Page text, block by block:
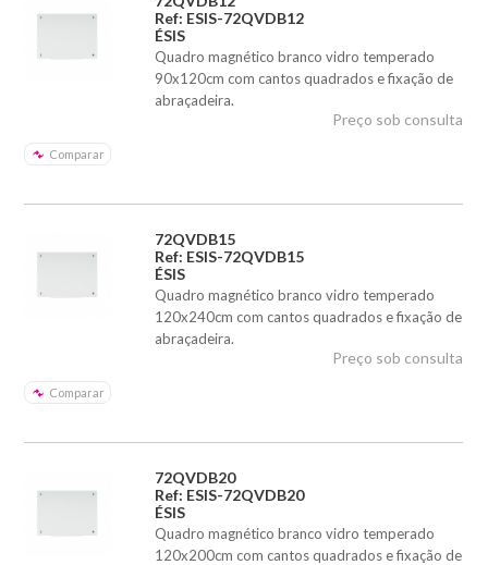
Ref: ESIS-72QVDB12
ÉSIS
Quadro magnético branco vidro temperado
90x120cm com cantos quadrados e fixação de
abraçadeira.
Comparar
Preço sob consulta
72QVDB15
Ref: ESIS-72QVDB15
ÉSIS
Quadro magnético branco vidro temperado
120x240cm com cantos quadrados e fixação de
abraçadeira.
Comparar
Preço sob consulta
72QVDB20
Ref: ESIS-72QVDB20
ÉSIS
Quadro magnético branco vidro temperado
120x200cm com cantos quadrados e fixação de